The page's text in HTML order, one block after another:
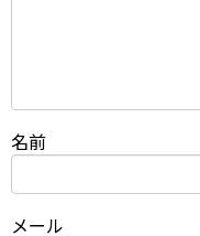
名前
メール